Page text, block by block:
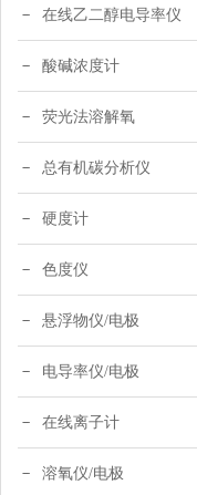
在线乙二醇电导率仪
酸碱浓度计
荧光法溶解氧
总有机碳分析仪
硬度计
色度仪
悬浮物仪/电极
电导率仪/电极
在线离子计
溶氧仪/电极